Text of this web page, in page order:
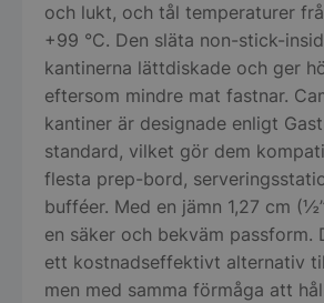
och lukt, och tål temperaturer
+99 °C. Den släta non-stick-
kantinerna lättdiskade och ger
eftersom mindre mat fastnar.
kantiner är designade enligt
standard, vilket gör dem
flesta prep-bord,
bufféer. Med en jämn 1,27 cm
en säker och bekväm passform.
ett kostnadseffektivt alternativ
men med samma förmåga att